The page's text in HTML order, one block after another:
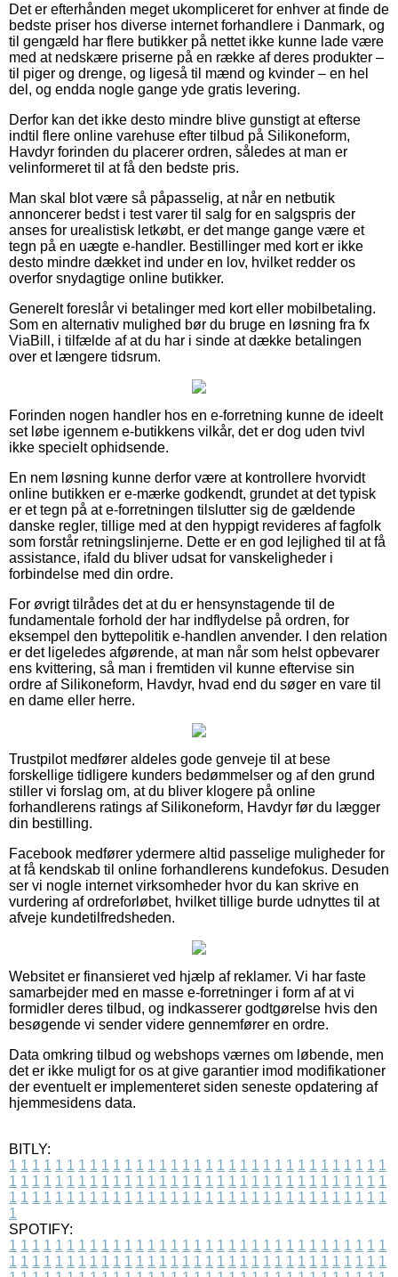
Det er efterhånden meget ukompliceret for enhver at finde de
bedste priser hos diverse internet forhandlere i Danmark, og
til gengæld har flere butikker på nettet ikke kunne lade være
med at nedskære priserne på en række af deres produkter –
til piger og drenge, og ligeså til mænd og kvinder – en hel
del, og endda nogle gange yde gratis levering.
Derfor kan det ikke desto mindre blive gunstigt at efterse
indtil flere online varehuse efter tilbud på Silikoneform,
Havdyr forinden du placerer ordren, således at man er
velinformeret til at få den bedste pris.
Man skal blot være så påpasselig, at når en netbutik
annoncerer bedst i test varer til salg for en salgspris der
anses for urealistisk letkøbt, er det mange gange være et
tegn på en uægte e-handler. Bestillinger med kort er ikke
desto mindre dækket ind under en lov, hvilket redder os
overfor snydagtige online butikker.
Generelt foreslår vi betalinger med kort eller mobilbetaling.
Som en alternativ mulighed bør du bruge en løsning fra fx
ViaBill, i tilfælde af at du har i sinde at dække betalingen
over et længere tidsrum.
Forinden nogen handler hos en e-forretning kunne de ideelt
set løbe igennem e-butikkens vilkår, det er dog uden tvivl
ikke specielt ophidsende.
En nem løsning kunne derfor være at kontrollere hvorvidt
online butikken er e-mærke godkendt, grundet at det typisk
er et tegn på at e-forretningen tilslutter sig de gældende
danske regler, tillige med at den hyppigt revideres af fagfolk
som forstår retningslinjerne. Dette er en god lejlighed til at få
assistance, ifald du bliver udsat for vanskeligheder i
forbindelse med din ordre.
For øvrigt tilrådes det at du er hensynstagende til de
fundamentale forhold der har indflydelse på ordren, for
eksempel den byttepolitik e-handlen anvender. I den relation
er det ligeledes afgørende, at man når som helst opbevarer
ens kvittering, så man i fremtiden vil kunne eftervise sin
ordre af Silikoneform, Havdyr, hvad end du søger en vare til
en dame eller herre.
Trustpilot medfører aldeles gode genveje til at bese
forskellige tidligere kunders bedømmelser og af den grund
stiller vi forslag om, at du bliver klogere på online
forhandlerens ratings af Silikoneform, Havdyr før du lægger
din bestilling.
Facebook medfører ydermere altid passelige muligheder for
at få kendskab til online forhandlerens kundefokus. Desuden
ser vi nogle internet virksomheder hvor du kan skrive en
vurdering af ordreforløbet, hvilket tillige burde udnyttes til at
afveje kundetilfredsheden.
Websitet er finansieret ved hjælp af reklamer. Vi har faste
samarbejder med en masse e-forretninger i form af at vi
formidler deres tilbud, og indkasserer godtgørelse hvis den
besøgende vi sender videre gennemfører en ordre.
Data omkring tilbud og webshops værnes om løbende, men
det er ikke muligt for os at give garantier imod modifikationer
der eventuelt er implementeret siden seneste opdatering af
hjemmesidens data.
BITLY:
1 1 1 1 1 1 1 1 1 1 1 1 1 1 1 1 1 1 1 1 1 1 1 1 1 1 1 1 1 1 1 1 1
1 1 1 1 1 1 1 1 1 1 1 1 1 1 1 1 1 1 1 1 1 1 1 1 1 1 1 1 1 1 1 1 1
1 1 1 1 1 1 1 1 1 1 1 1 1 1 1 1 1 1 1 1 1 1 1 1 1 1 1 1 1 1 1 1 1
1
SPOTIFY:
1 1 1 1 1 1 1 1 1 1 1 1 1 1 1 1 1 1 1 1 1 1 1 1 1 1 1 1 1 1 1 1 1
1 1 1 1 1 1 1 1 1 1 1 1 1 1 1 1 1 1 1 1 1 1 1 1 1 1 1 1 1 1 1 1 1